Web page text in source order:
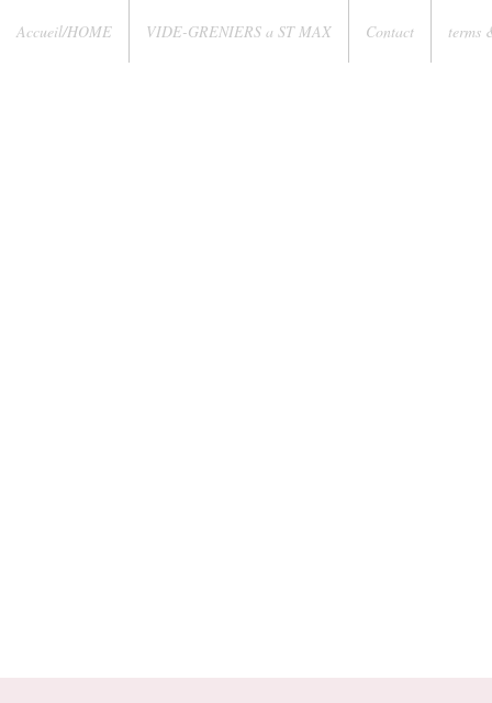
Accueil/HOME VIDE-GRENIERS a ST MAX Contact terms